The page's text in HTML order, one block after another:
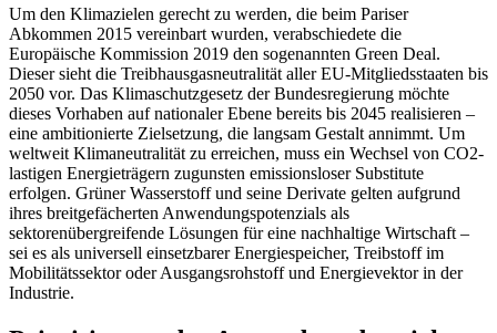
Um den Klimazielen gerecht zu werden, die beim Pariser
Abkommen 2015 vereinbart wurden, verabschiedete die
Europäische Kommission 2019 den sogenannten Green Deal.
Dieser sieht die Treibhausgasneutralität aller EU-Mitgliedsstaaten bis
2050 vor. Das Klimaschutzgesetz der Bundesregierung möchte
dieses Vorhaben auf nationaler Ebene bereits bis 2045 realisieren –
eine ambitionierte Zielsetzung, die langsam Gestalt annimmt. Um
weltweit Klimaneutralität zu erreichen, muss ein Wechsel von CO2-
lastigen Energieträgern zugunsten emissionsloser Substitute
erfolgen. Grüner Wasserstoff und seine Derivate gelten aufgrund
ihres breitgefächerten Anwendungspotenzials als
sektorenübergreifende Lösungen für eine nachhaltige Wirtschaft –
sei es als universell einsetzbarer Energiespeicher, Treibstoff im
Mobilitätssektor oder Ausgangsrohstoff und Energievektor in der
Industrie.